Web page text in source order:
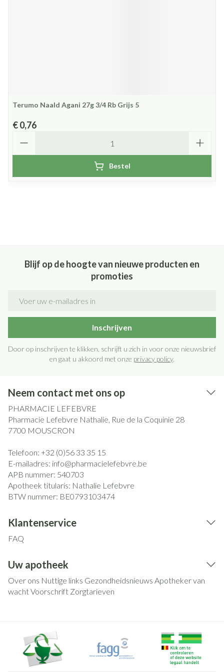
Terumo Naald Agani 27g 3/4 Rb Grijs 5
€ 0,76
Bestel
Blijf op de hoogte van nieuwe producten en
promoties
Inschrijven
Door op inschrijven te klikken, schrijft u zich in voor onze nieuwsbrief
en gaat u akkoord met onze privacy policy.
Neem contact met ons op
PHARMACIE LEFEBVRE
Pharmacie Lefebvre Nathalie, Rue de la Coquinie 28
7700 MOUSCRON
Telefoon: +32 (0)56 33 35 15
E-mailadres: info@pharmacielefebvre.be
APB nummer: 540703
Apotheek titularis: Nathalie Lefebvre
BTW nummer: BE0793103474
Klantenservice
FAQ
Uw apotheek
Over ons Nuttige links Gezondheidsnieuws Apotheker van
wachtVoorschrift Zorgtarieven